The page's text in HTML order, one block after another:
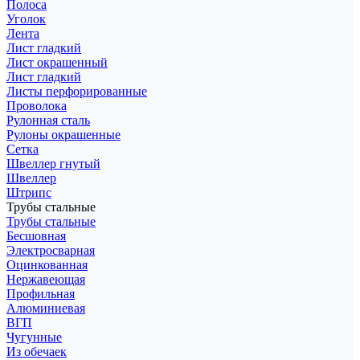
Полоса
Уголок
Лента
Лист гладкий
Лист окрашенный
Лист гладкий
Листы перфорированные
Проволока
Рулонная сталь
Рулоны окрашенные
Сетка
Швеллер гнутый
Швеллер
Штрипс
Трубы стальные
Трубы стальные
Бесшовная
Электросварная
Оцинкованная
Нержавеющая
Профильная
Алюминиевая
ВГП
Чугунные
Из обечаек